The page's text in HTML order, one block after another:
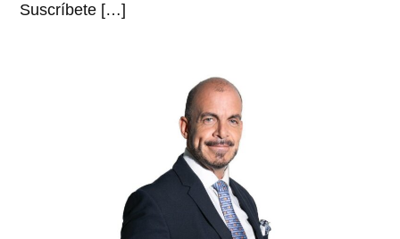
Suscríbete […]